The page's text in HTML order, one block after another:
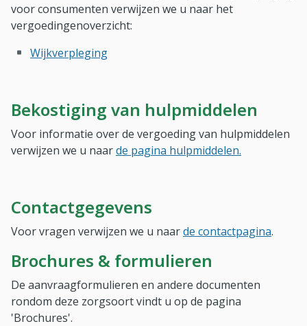
voor consumenten verwijzen we u naar het
vergoedingenoverzicht:
Wijkverpleging
Bekostiging van hulpmiddelen
Voor informatie over de vergoeding van hulpmiddelen
verwijzen we u naarde pagina hulpmiddelen.
Contactgegevens
Voor vragen verwijzen we u naarde contactpagina.
Brochures & formulieren
De aanvraagformulieren en andere documenten
rondom deze zorgsoort vindt u op de pagina
'Brochures'.